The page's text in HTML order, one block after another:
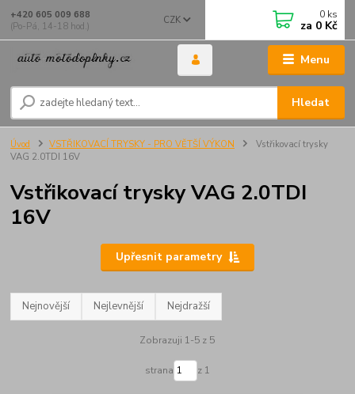
Menu
CZK
Hledat
+420 605 009 688
(Po-Pá, 14-18 hod.)
0 ks
za 0 Kč
Úvod VSTŘIKOVACÍ TRYSKY - PRO VĚTŠÍ VÝKON
Vstřikovací trysky
VAG 2.0TDI 16V
Vstřikovací trysky VAG 2.0TDI
16V
Upřesnit parametry
Nejnovější Nejlevnější Nejdražší
Zobrazuji 1-5 z 5
strana z 1